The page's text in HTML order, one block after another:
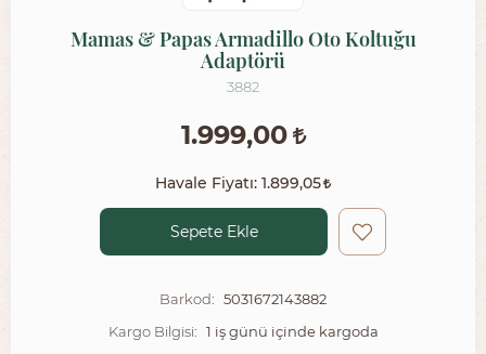
Mamas & Papas Armadillo Oto Koltuğu
Adaptörü
3882
1.999,00
Havale Fiyatı: 1.899,05
Sepete Ekle
Barkod: 5031672143882
Kargo Bilgisi: 1 iş günü içinde kargoda